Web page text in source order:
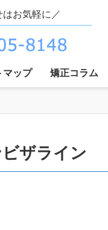
はお気軽に／
マップ 矯正コラム
ビザライン